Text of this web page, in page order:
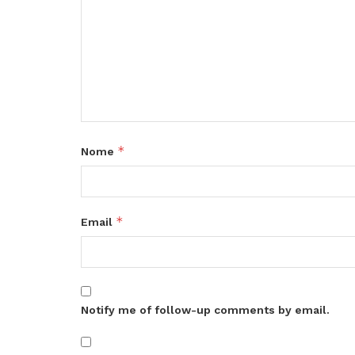
Nome *
Email *
Notify me of follow-up comments by email.